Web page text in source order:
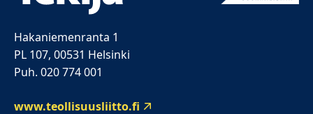
Hakaniemenranta 1
PL 107, 00531 Helsinki
Puh. 020 774 001
www.teollisuusliitto.fi